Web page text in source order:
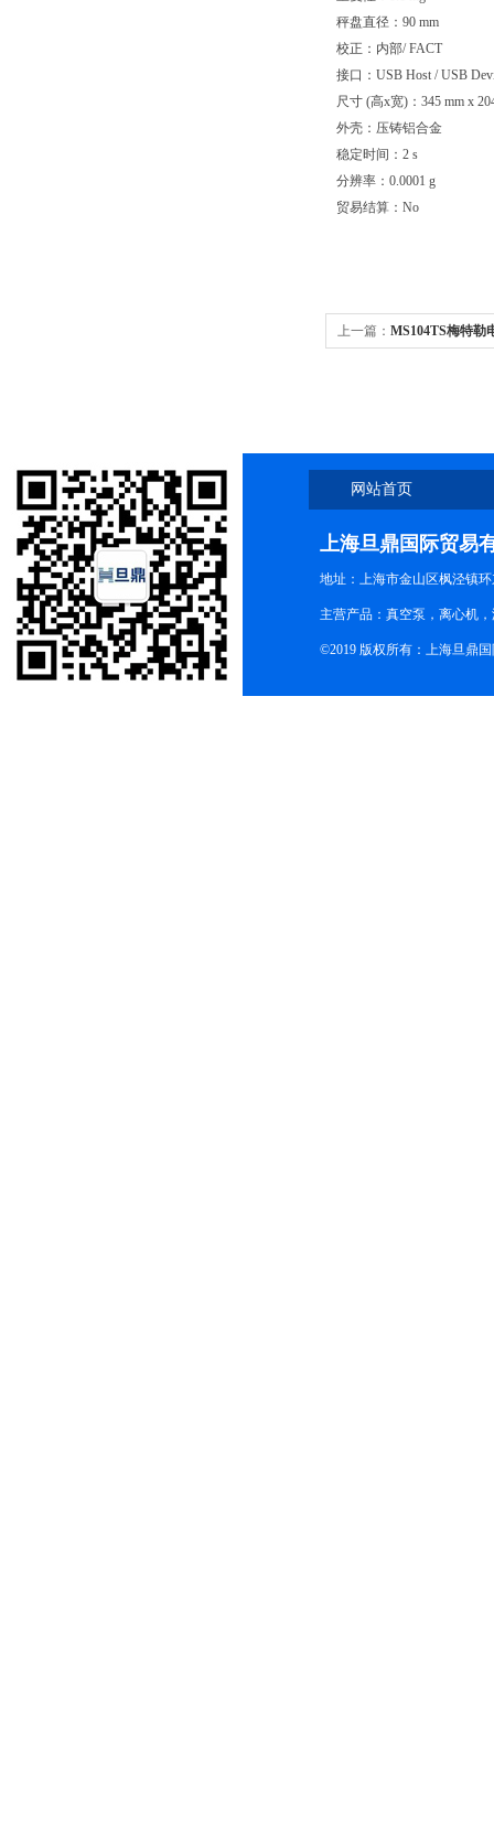
秤盘直径：90 mm
校正：内部/ FACT
接口：USB Host / USB
尺寸 (高x宽)：345 mm x
外壳：压铸铝合金
稳定时间：2 s
分辨率：0.0001 g
贸易结算：No
上一篇： MS104TS梅特勒
网站首页
上海旦鼎国际贸易
地址：上海市金山区枫泾镇
主营产品：真空泵，离心机
©2019 版权所有：上海旦鼎